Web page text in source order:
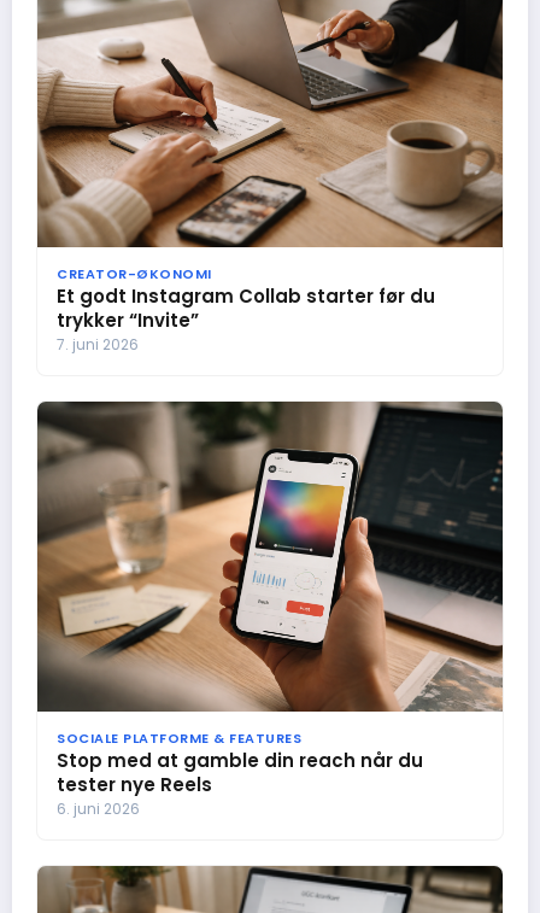
CREATOR-ØKONOMI
Et godt Instagram Collab starter før du
trykker “Invite”
7. juni 2026
SOCIALE PLATFORME & FEATURES
Stop med at gamble din reach når du
tester nye Reels
6. juni 2026